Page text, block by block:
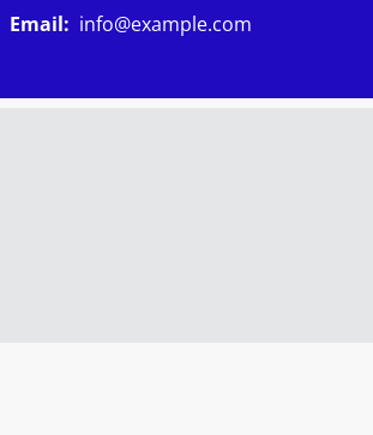
Email: info@example.com